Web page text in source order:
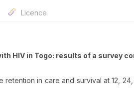
Licence
HIV in Togo: results of a survey
retention in care and survival at 12,